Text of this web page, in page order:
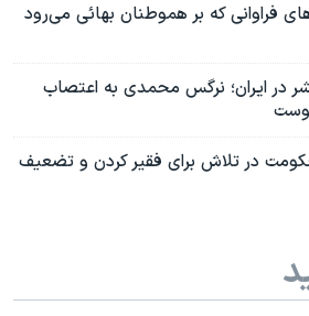
فراوانی که بر هموطنان بهائی می‌رود
در ایران؛ نرگس محمدی به اعتصاب
در تلاش برای فقیر کردن و تضعیف